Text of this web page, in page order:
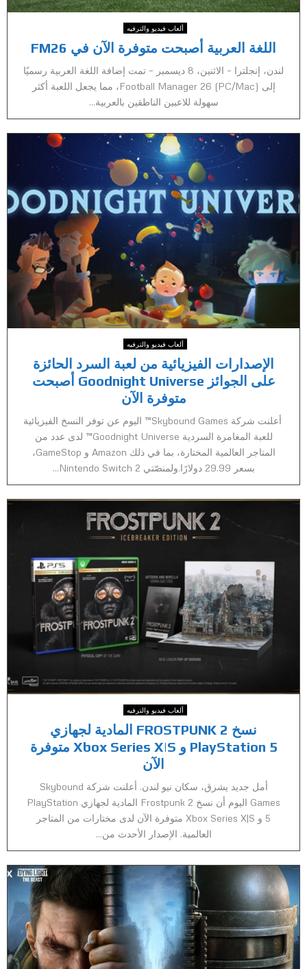
ألعاب فيديو والترفيه
اللغة العربية أصبحت متوفرة الآن في FM26
لندن، إنجلترا – الاثنين، 8 ديسمبر – تمت إضافة اللغة العربية رسميًا
إلى Football Manager 26 (PC/Mac)، مما يجعل اللعبة أكثر
سهولة للاعبين الناطقين بالعربية...
ألعاب فيديو والترفيه
الإصدارات الفيزيائية من لعبة السرد الحائزة
على الجوائز Goodnight Universe أصبحت
متوفرة الآن
أعلنت شركة Skybound Games™ اليوم عن توفر النسخ الفيزيائية
للعبة المغامرة السردية Goodnight Universe™ لدى عدد من
المتاجر العالمية المختارة، بما في ذلك Amazon و GameStop،
بسعر 29.99 دولارًا.ولمنصّتي Nintendo Switch 2...
ألعاب فيديو والترفيه
نسخ FROSTPUNK 2 المادية لجهازي
PlayStation 5 و Xbox Series X|S متوفرة
الآن
أمل جديد يشرق، سكان نيو لندن. أعلنت شركة Skybound
Games اليوم أن نسخ Frostpunk 2 المادية لجهازي PlayStation
5 و Xbox Series X|S متوفرة الآن لدى مختارات من المتاجر
العالمية. الإصدار الأحدث من...